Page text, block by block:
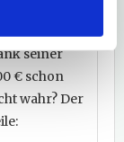
als 10
seiner
€ schon
wahr? Der